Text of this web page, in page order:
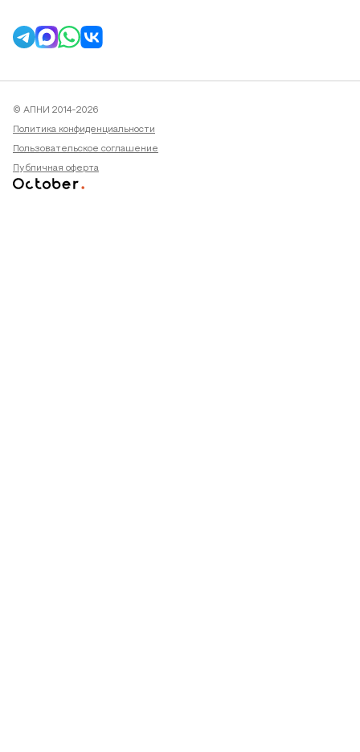
© АПНИ 2014-2026
Политика конфиденциальности
Пользовательское соглашение
Публичная оферта